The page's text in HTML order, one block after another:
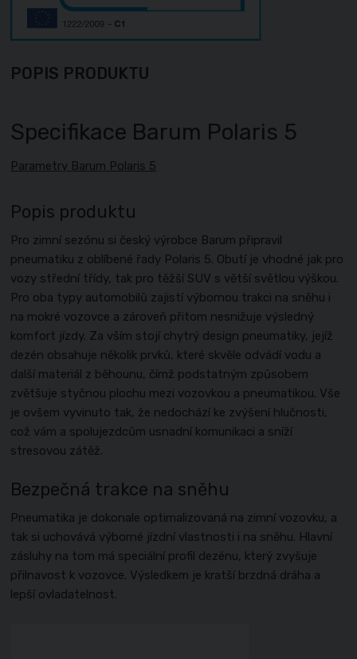
POPIS PRODUKTU
Specifikace Barum Polaris 5
Parametry Barum Polaris 5
Popis produktu
Pro zimní sezónu si český výrobce Barum připravil
pneumatiku z oblíbené řady Polaris 5. Obutí je vhodné jak pro
vozy střední třídy, tak pro těžší SUV s větší světlou výškou.
Pro oba typy automobilů zajistí výbornou trakci na sněhu i
na mokré vozovce a zároveň přitom nesnižuje výsledný
komfort jízdy. Za vším stojí chytrý design pneumatiky, jejíž
dezén obsahuje několik prvků, které skvěle odvádí vodu a
další materiál z běhounu, čímž podstatným způsobem
zvětšuje styčnou plochu mezi vozovkou a pneumatikou. Vše
je ovšem vyvinuto tak, že nedochází ke zvýšení hlučnosti,
což vám a spolujezdcům usnadní komunikaci a sníží
stresovou zátěž.
Bezpečná trakce na sněhu
Pneumatika je dokonale optimalizovaná na zimní vozovku, a
tak si uchovává výborné jízdní vlastnosti i na sněhu. Hlavní
zásluhy na tom má speciální profil dezénu, který zvyšuje
přilnavost k vozovce. Výsledkem je kratší brzdná dráha a
lepší ovladatelnost.